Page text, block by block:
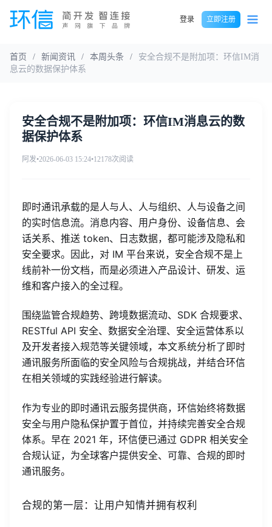
登录 立即注册
首页 / 新闻资讯 / 本周头条 /
安全合规不是附加项：环信IM消
息云的数据保护体系
安全合规不是附加项：环信IM消息云的数
据保护体系
阿发•2026-06-03 15:24•12178次阅读
即时通讯承载的是人与人、人与组织、人与设备之间
的实时信息流。消息内容、用户身份、设备信息、会
话关系、推送 token、日志数据，都可能涉及隐私和
安全要求。因此，对 IM 平台来说，安全合规不是上
线前补一份文档，而是必须进入产品设计、研发、运
维和客户接入的全过程。
围绕监管合规趋势、跨境数据流动、SDK 合规要求、
RESTful API 安全、数据安全治理、安全运营体系以
及开发者接入规范等关键领域，本文系统分析了即时
通讯服务所面临的安全风险与合规挑战，并结合环信
在相关领域的实践经验进行解读。
作为专业的即时通讯云服务提供商，环信始终将数据
安全与用户隐私保护置于首位，并持续完善安全合规
体系。早在 2021 年，环信便已通过 GDPR 相关安全
合规认证，为全球客户提供安全、可靠、合规的即时
通讯服务。
合规的第一层：让用户知情并拥有权利